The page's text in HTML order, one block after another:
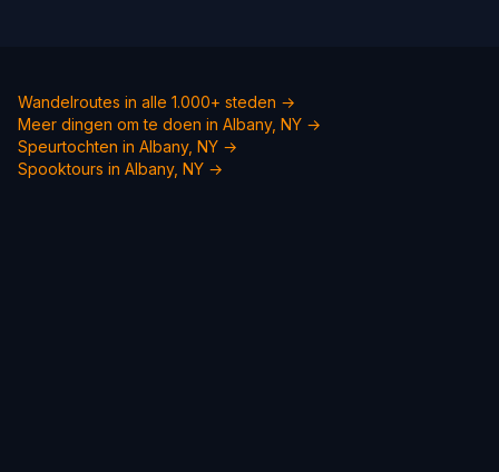
Wandelroutes in alle 1.000+ steden →
Meer dingen om te doen in Albany, NY →
Speurtochten in Albany, NY →
Spooktours in Albany, NY →